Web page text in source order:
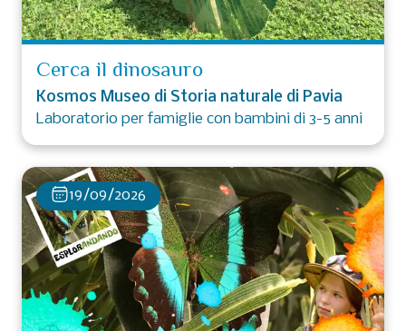
Cerca il dinosauro
Kosmos Museo di Storia naturale di Pavia
Laboratorio per famiglie con bambini di 3-5 anni
19/09/2026